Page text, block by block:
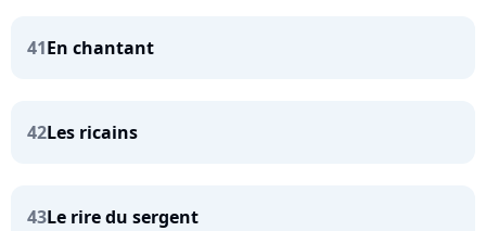
41En chantant
42Les ricains
43Le rire du sergent